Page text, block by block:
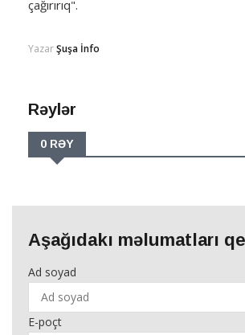
çağırırıq".
YazarŞuşa İnfo
Rəylər
0 RƏY
Aşağıdakı məlumatları
Ad soyad
E-poçt